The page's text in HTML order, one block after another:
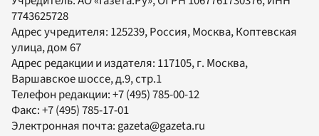
7743625728
Адрес учредителя: 125239, Россия, Москва, Коптевская
улица, дом 67
Адрес редакции и издателя: 117105, г. Москва,
Варшавское шоссе, д.9, стр.1
Телефон редакции:+7 (495) 785-00-12
Факс:+7 (495) 785-17-01
Электронная почта:gazeta@gazeta.ru